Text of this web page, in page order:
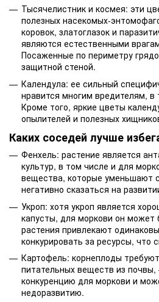
Тысячелистник и космея: эти
полезных насекомых-
коровок, златоглазок и
являются естественными
Посаженные по периметру
защитной стеной.
Календула: ее сильный
нравится многим вредителям,
Кроме того, яркие цветы
опылителей и полезных
Каких соседей лучше
Фенхель: растение является
культур, в том числе и для
вещества, которые уменьшают
негативно сказаться на
Укроп: хотя укроп является
капусты, для моркови он может
растения привлекают
конкурировать за ресурсы, что
Картофель: корнеплоды
питательных веществ из
конкуренцию для моркови и
недоразвитию.